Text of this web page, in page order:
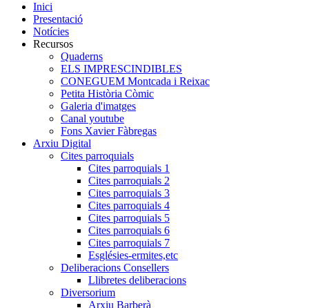
Inici
Presentació
Notícies
Recursos
Quaderns
ELS IMPRESCINDIBLES
CONEGUEM Montcada i Reixac
Petita Història Còmic
Galeria d'imatges
Canal youtube
Fons Xavier Fàbregas
Arxiu Digital
Cites parroquials
Cites parroquials 1
Cites parroquials 2
Cites parroquials 3
Cites parroquials 4
Cites parroquials 5
Cites parroquials 6
Cites parroquials 7
Esglésies-ermites,etc
Deliberacions Consellers
Llibretes deliberacions
Diversorium
Arxiu Barberà